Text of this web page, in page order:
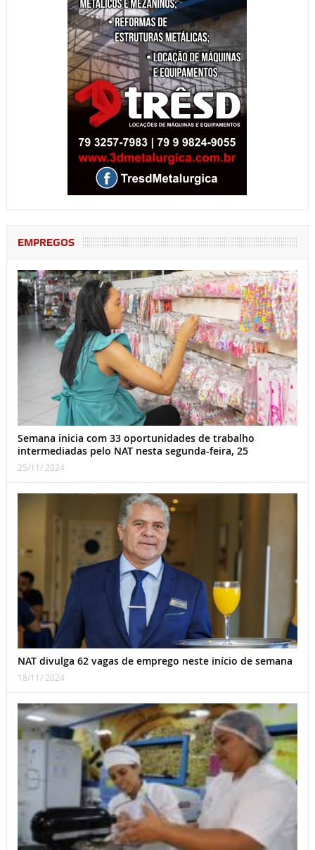
EMPREGOS
Semana inicia com 33 oportunidades de trabalho
intermediadas pelo NAT nesta segunda-feira, 25
25/11/ 2024
NAT divulga 62 vagas de emprego neste início de semana
18/11/ 2024